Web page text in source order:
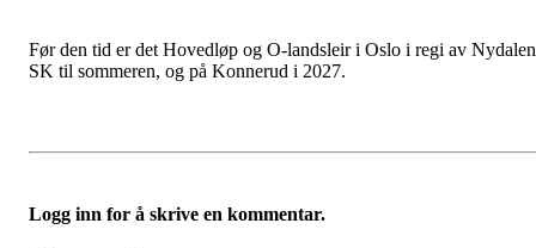
Før den tid er det Hovedløp og O-landsleir i Oslo i regi av
SK til sommeren, og på Konnerud i 2027.
Logg inn for å skrive en kommentar.